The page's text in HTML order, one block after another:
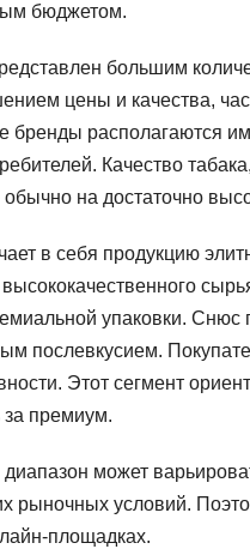
бюджетом.
большим
цены и качества,
располагаются
Качество
обычно на достаточно
в себя продукцию
упаковки. Снюс
послевкусием.
Этот сегмент
за премиум.
может
рыночных условий.
площадках.